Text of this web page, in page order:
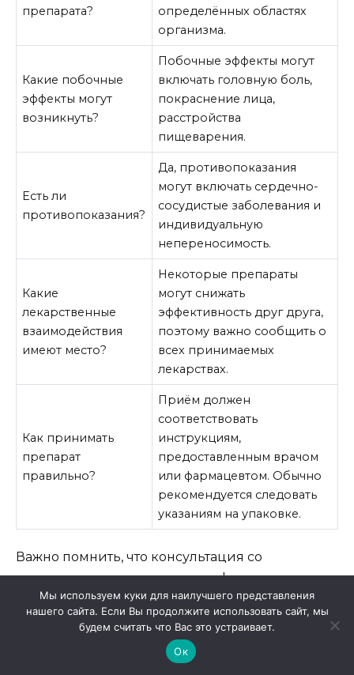
препарата?
определённых областях
организма.
Какие побочные
эффекты могут
возникнуть?
Побочные эффекты могут
включать головную боль,
покраснение лица,
расстройства
пищеварения.
Есть ли
противопоказания?
Да, противопоказания
могут включать сердечно-
сосудистые заболевания и
индивидуальную
непереносимость.
Какие
лекарственные
взаимодействия
имеют место?
Некоторые препараты
могут снижать
эффективность друг друга,
поэтому важно сообщить о
всех принимаемых
лекарствах.
Как принимать
препарат
правильно?
Приём должен
соответствовать
инструкциям,
предоставленным врачом
или фармацевтом. Обычно
рекомендуется следовать
указаниям на упаковке.
Важно помнить, что консультация со
специалистом – это не просто формальность, а
необходимый шаг для обеспечения
безопасности и эффективности лечения. Не
стесняйтесь задавать вопросы, чем больше
информации вы предоставите, тем точнее
Мы используем куки для наилучшего представления
нашего сайта. Если Вы продолжите использовать сайт, мы
будем считать что Вас это устраивает.
Ок